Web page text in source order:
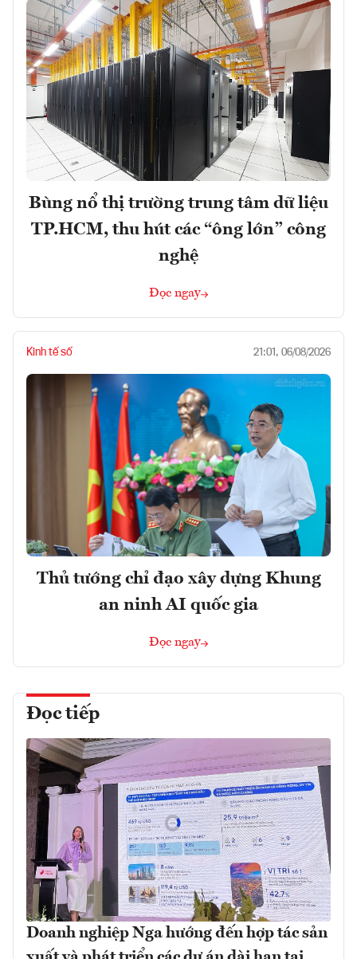
Bùng nổ thị trường trung tâm dữ liệu
TP.HCM, thu hút các “ông lớn” công
nghệ
Đọc ngay
Kinh tế số 21:01, 06/08/2026
Thủ tướng chỉ đạo xây dựng Khung
an ninh AI quốc gia
Đọc ngay
Đọc tiếp
Doanh nghiệp Nga hướng đến hợp tác sản